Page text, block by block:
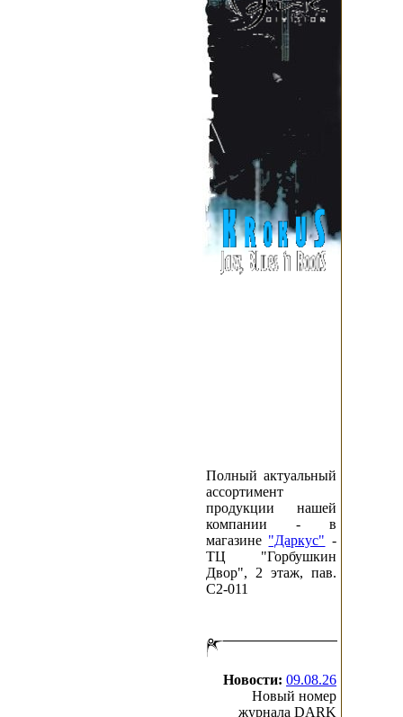
Полный актуальный
ассортимент
продукции нашей
компании - в
магазине "Даркус" -
ТЦ "Горбушкин
Двор", 2 этаж, пав.
C2-011
Новости: 09.08.26
Новый номер
журнала DARK